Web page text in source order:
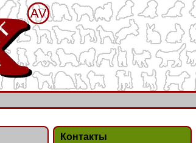
Контакты